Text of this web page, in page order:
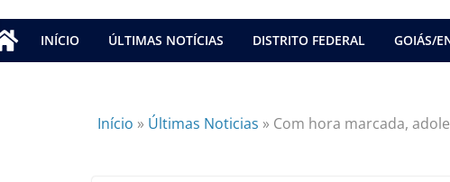
INÍCIO ÚLTIMAS NOTÍCIAS DISTRITO FEDERAL GOIÁS/
Início » Últimas Noticias » Com hora marcada,